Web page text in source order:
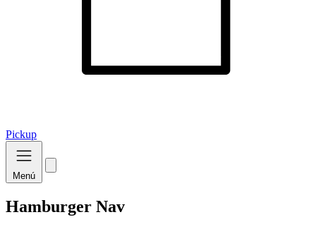
Pickup
Menú
Hamburger Nav